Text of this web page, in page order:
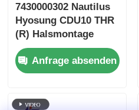
7430000302 Nautilus
Hyosung CDU10 THR
(R) Halsmontage
ATM-Teile
Anfrage absenden